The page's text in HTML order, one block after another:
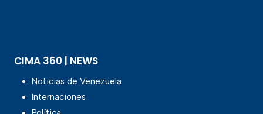
CIMA 360 | NEWS
Noticias de Venezuela
Internaciones